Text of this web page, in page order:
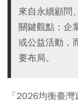
來自永續顧問
關鍵觀點：企
或公益活動，
要布局。
「2026均衡臺